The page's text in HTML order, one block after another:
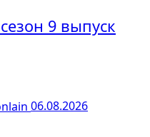
9 выпуск
06.08.2026